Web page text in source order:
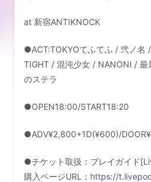
LIVE
MUSIC
SHOP
at 新宿ANTIKNOCK
●ACT:TOKYOてふてふ / 弐ノ名
TIGHT / 混沌少女 / NANONI / 最
のステラ
●OPEN18:00/START18:20
●ADV¥2,800+1D(¥600)/
●チケット取扱：プレイガイド
購入ページURL： https://